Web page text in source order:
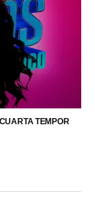
TEMPOR